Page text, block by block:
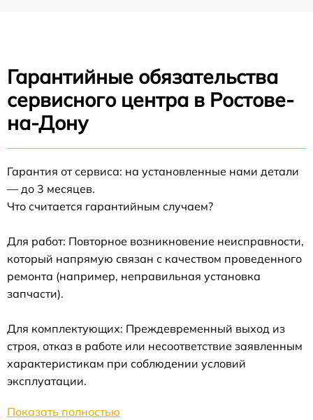
Гарантийные обязательства
сервисного центра в Ростове-
на-Дону
Гарантия от сервиса: на установленные нами детали
— до 3 месяцев.
Что считается гарантийным случаем?
Для работ: Повторное возникновение неисправности,
который напрямую связан с качеством проведенного
ремонта (например, неправильная установка
запчасти).
Для комплектующих: Преждевременный выход из
строя, отказ в работе или несоответствие заявленным
характеристикам при соблюдении условий
эксплуатации.
Показать полностью